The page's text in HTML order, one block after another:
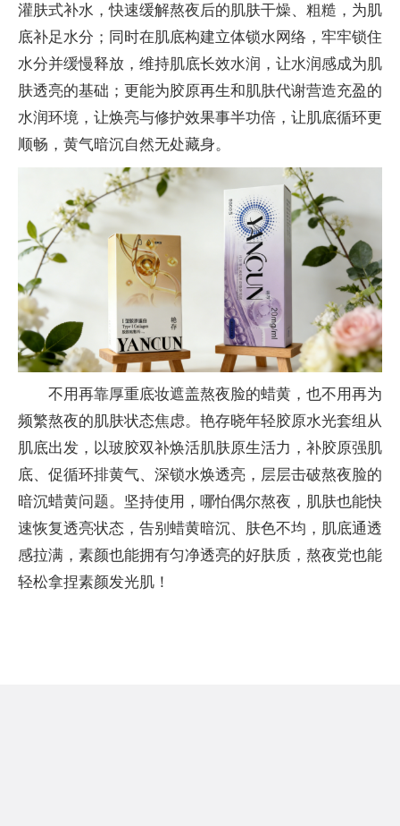
灌肤式补水，快速缓解熬夜后的肌肤干燥、粗糙，为肌
底补足水分；同时在肌底构建立体锁水网络，牢牢锁住
水分并缓慢释放，维持肌底长效水润，让水润感成为肌
肤透亮的基础；更能为胶原再生和肌肤代谢营造充盈的
水润环境，让焕亮与修护效果事半功倍，让肌底循环更
顺畅，黄气暗沉自然无处藏身。
不用再靠厚重底妆遮盖熬夜脸的蜡黄，也不用再为
频繁熬夜的肌肤状态焦虑。艳存晓年轻胶原水光套组从
肌底出发，以玻胶双补焕活肌肤原生活力，补胶原强肌
底、促循环排黄气、深锁水焕透亮，层层击破熬夜脸的
暗沉蜡黄问题。坚持使用，哪怕偶尔熬夜，肌肤也能快
速恢复透亮状态，告别蜡黄暗沉、肤色不均，肌底通透
感拉满，素颜也能拥有匀净透亮的好肤质，熬夜党也能
轻松拿捏素颜发光肌！